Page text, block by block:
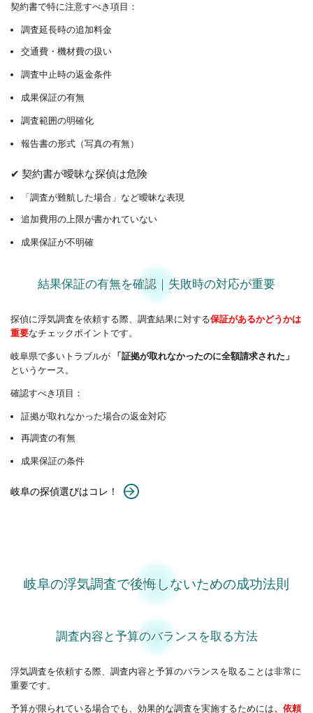
契約書で特に注意すべき項目：
調査延長時の追加料金
交通費・機材費の扱い
調査中止時の返金条件
成果保証の有無
調査範囲の明確化
報告書の形式（写真の有無）
✔ 契約書が曖昧な探偵は危険
「調査が難航した場合」など曖昧な表現
追加費用の上限が書かれていない
成果保証が不明確
結果保証の有無を確認｜失敗時の対応が重要
探偵に浮気調査を依頼する際、調査結果に対する保証があるかどうかは
重要なチェックポイントです。
岐阜県で多いトラブルが
「証拠が取れなかったのに全額請求された」
というケース。
確認すべき項目：
証拠が取れなかった場合の返金対応
再調査の有無
成果保証の条件
岐阜の探偵選びはコレ！
岐阜の浮気調査で後悔しないための成功法則
調査内容と予算のバランスを取る方法
浮気調査を依頼する際、調査内容と予算のバランスを取ることは非常に
重要です。
予算が限られている場合でも、効果的な調査を実施するためには、依頼